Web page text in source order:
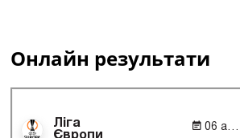
Онлайн результати